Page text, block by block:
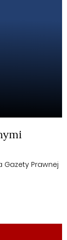
Gazety Prawnej